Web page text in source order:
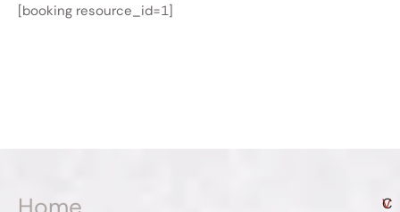
[booking resource_id=1]
C
V